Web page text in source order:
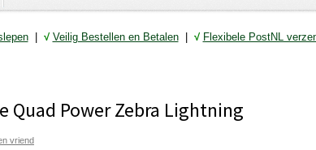
| √ Veilig Bestellen en Betalen| √ Flexibele PostNL
Quad Power Zebra Lightning
vriend